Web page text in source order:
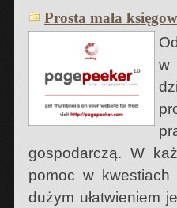
Prosta mała
w
gospodarczą. W
pomoc w
dużym ułatwieniem